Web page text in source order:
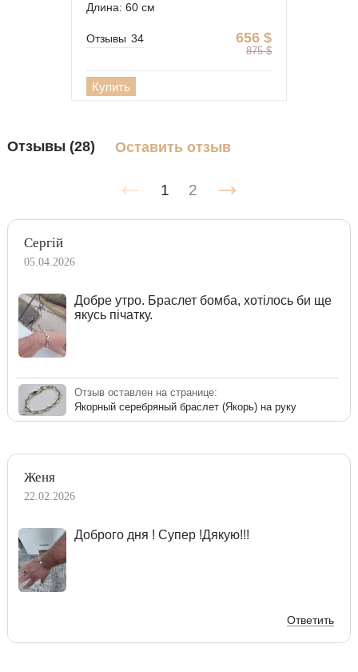
Длина: 60 см
656 $
875 $
Отзывы 34
Купить
Отзывы (28) Оставить отзыв
1 2
Сергій
05.04.2026
Добре утро. Браслет бомба, хотілось би ще
якусь пічатку.
Отзыв оставлен на странице:
Якорный серебряный браслет (Якорь) на руку
Женя
22.02.2026
Доброго дня ! Супер !Дякую!!!
Ответить